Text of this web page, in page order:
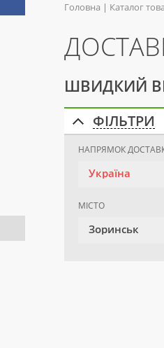
Головна Каталог
ШВИДКИЙ
ФІЛЬТРИ
НАПРЯМОК
Україна
МІСТО
Зоринськ